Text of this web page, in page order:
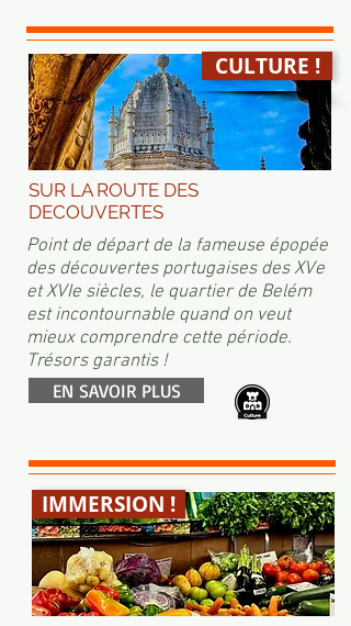
CULTURE !
SUR LA ROUTE DES
DECOUVERTES
Point de départ de la fameuse épopée
des découvertes portugaises des XVe
et XVIe siècles, le quartier de Belém
est incontournable quand on veut
mieux comprendre cette période.
Trésors garantis !
EN SAVOIR PLUS
IMMERSION !